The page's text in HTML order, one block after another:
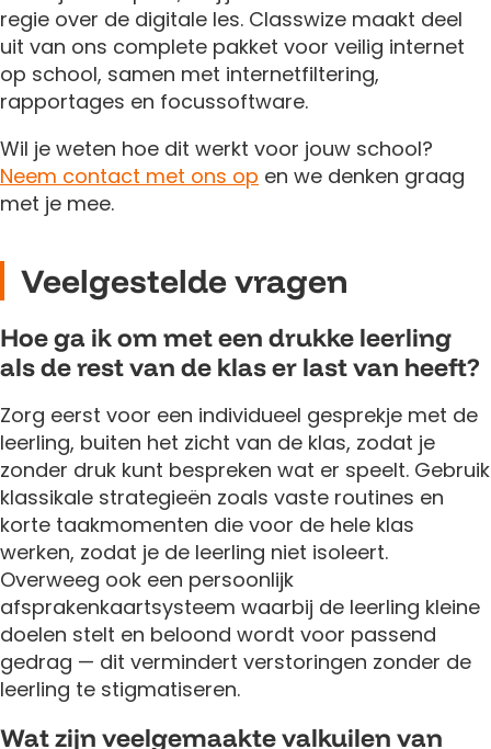
regie over de digitale les. Classwize maakt deel
uit van ons complete pakket voor veilig internet
op school, samen met internetfiltering,
rapportages en focussoftware.
Wil je weten hoe dit werkt voor jouw school?
Neem contact met ons op en we denken graag
met je mee.
Veelgestelde vragen
Hoe ga ik om met een drukke leerling
als de rest van de klas er last van heeft?
Zorg eerst voor een individueel gesprekje met de
leerling, buiten het zicht van de klas, zodat je
zonder druk kunt bespreken wat er speelt. Gebruik
klassikale strategieën zoals vaste routines en
korte taakmomenten die voor de hele klas
werken, zodat je de leerling niet isoleert.
Overweeg ook een persoonlijk
afsprakenkaartsysteem waarbij de leerling kleine
doelen stelt en beloond wordt voor passend
gedrag — dit vermindert verstoringen zonder de
leerling te stigmatiseren.
Wat zijn veelgemaakte valkuilen van